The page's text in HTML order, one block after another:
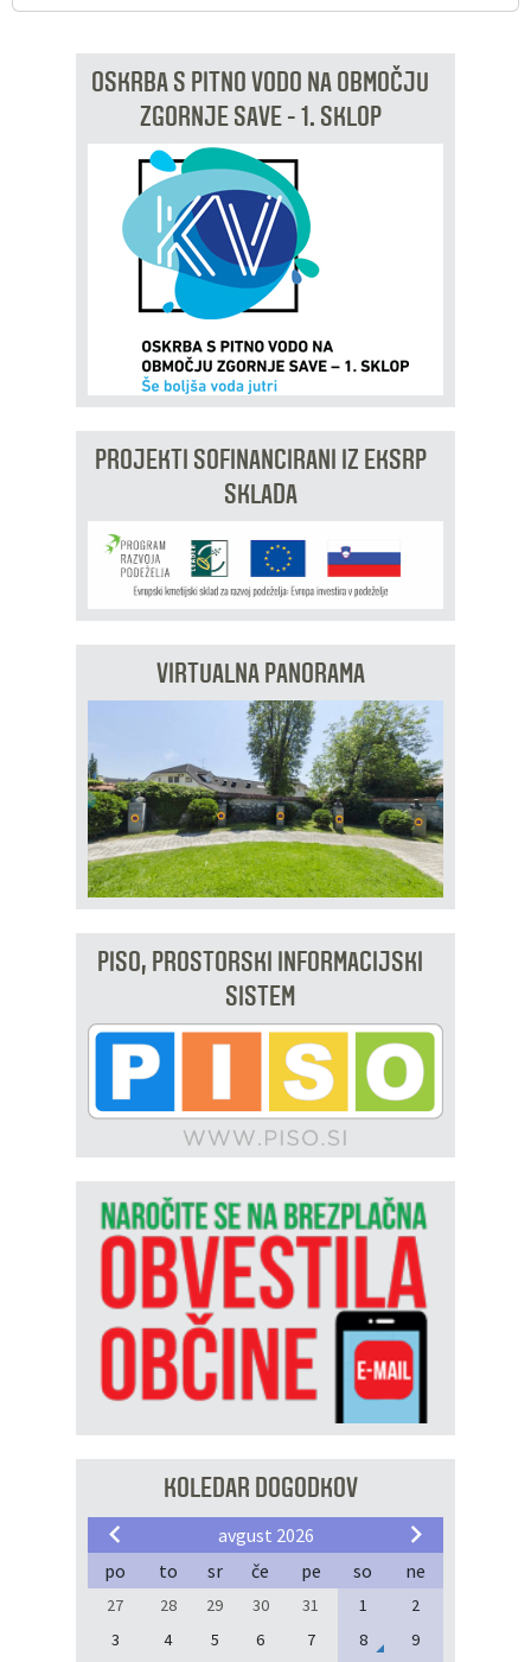
OSKRBA S PITNO VODO NA OBMOČJU
ZGORNJE SAVE - 1. SKLOP
PROJEKTI SOFINANCIRANI IZ EKSRP
SKLADA
VIRTUALNA PANORAMA
PISO, PROSTORSKI INFORMACIJSKI
SISTEM
KOLEDAR DOGODKOV
avgust 2026
po
to sr če pe so ne
27 28 29 30 31 1
2
3
4 5 6 7 8
9